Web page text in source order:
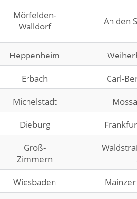
Mörfelden-
Walldorf
An den
Heppenheim
Erbach Carl-
Michelstadt
Dieburg
Groß-
Zimmern
Wiesbaden